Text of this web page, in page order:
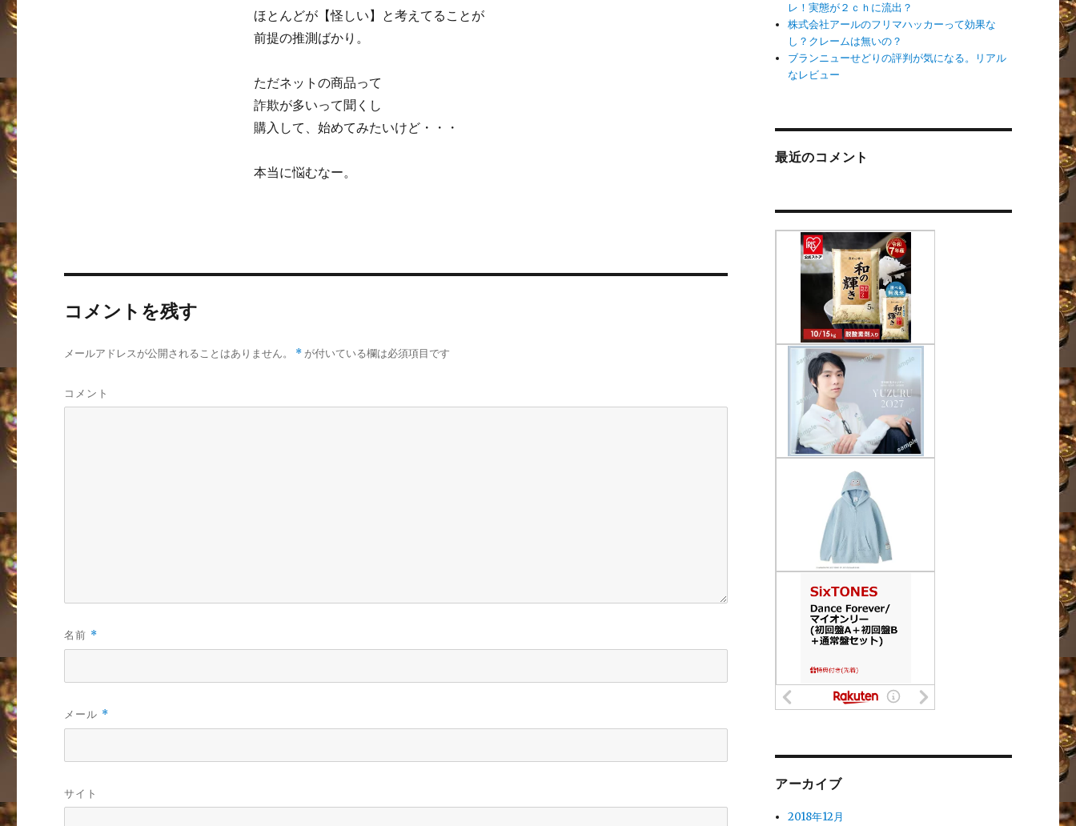
ほとんどが【怪しい】と考えてることが
前提の推測ばかり。
ただネットの商品って
詐欺が多いって聞くし
購入して、始めてみたいけど・・・
本当に悩むなー。
コメントを残す
メールアドレスが公開されることはありません。 * が付いている欄は必須項目です
コメント
名前 *
メール *
サイト
レ！実態が２ｃｈに流出？
株式会社アールのフリマハッカーって効果な
し？クレームは無いの？
ブランニューせどりの評判が気になる。リアル
なレビュー
最近のコメント
アーカイブ
2018年12月